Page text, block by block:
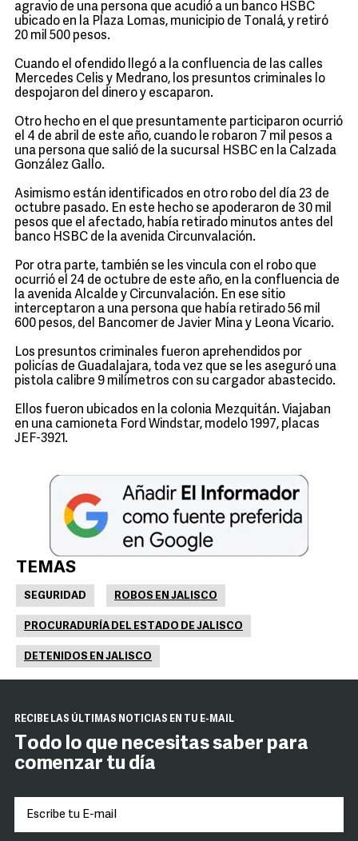
agravio de una persona que acudió a un banco HSBC
ubicado en la Plaza Lomas, municipio de Tonalá, y retiró
20 mil 500 pesos.
Cuando el ofendido llegó a la confluencia de las calles
Mercedes Celis y Medrano, los presuntos criminales lo
despojaron del dinero y escaparon.
Otro hecho en el que presuntamente participaron ocurrió
el 4 de abril de este año, cuando le robaron 7 mil pesos a
una persona que salió de la sucursal HSBC en la Calzada
González Gallo.
Asimismo están identificados en otro robo del día 23 de
octubre pasado. En este hecho se apoderaron de 30 mil
pesos que el afectado, había retirado minutos antes del
banco HSBC de la avenida Circunvalación.
Por otra parte, también se les vincula con el robo que
ocurrió el 24 de octubre de este año, en la confluencia de
la avenida Alcalde y Circunvalación. En ese sitio
interceptaron a una persona que había retirado 56 mil
600 pesos, del Bancomer de Javier Mina y Leona Vicario.
Los presuntos criminales fueron aprehendidos por
policías de Guadalajara, toda vez que se les aseguró una
pistola calibre 9 milímetros con su cargador abastecido.
Ellos fueron ubicados en la colonia Mezquitán. Viajaban
en una camioneta Ford Windstar, modelo 1997, placas
JEF-3921.
TEMAS
SEGURIDAD ROBOS EN JALISCO
PROCURADURÍA DEL ESTADO DE JALISCO
DETENIDOS EN JALISCO
RECIBE LAS ÚLTIMAS NOTICIAS EN TU E-MAIL
Todo lo que necesitas saber para
comenzar tu día